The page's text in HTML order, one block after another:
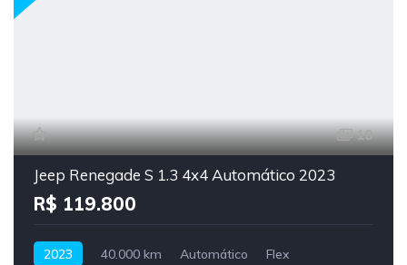
10
Jeep Renegade S 1.3 4x4 Automático 2023
R$ 119.800
2023 40.000 km Automático Flex